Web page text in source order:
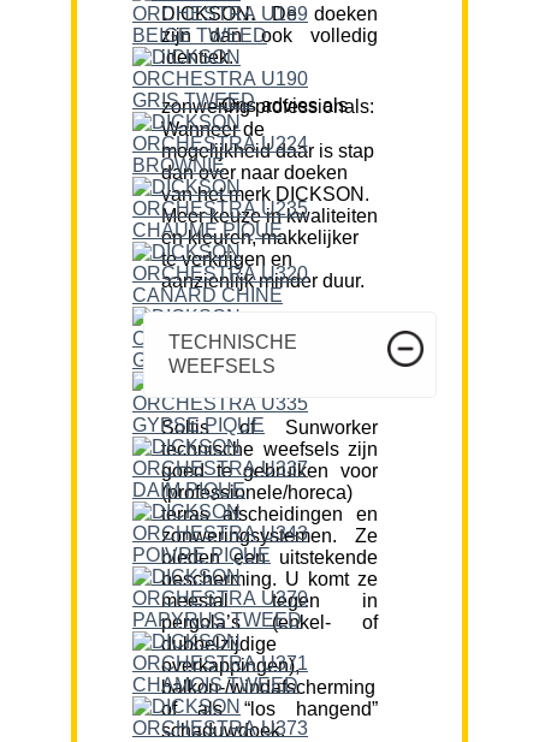
DICKSON. De doeken
zijn dan ook volledig
identiek.
Ons advies als zonwering professionals:
Wanneer de
mogelijkheid daar is stap
dan over naar doeken
van het merk DICKSON.
Meer keuze in kwaliteiten
en kleuren, makkelijker
te verkrijgen en
aanzienlijk minder duur.
TECHNISCHE
WEEFSELS
Soltis of Sunworker
technische weefsels zijn
goed te gebruiken voor
(professionele/horeca)
terras afscheidingen en
zonweringsystemen. Ze
bieden een uitstekende
bescherming. U komt ze
meestal tegen in
pergola’s (enkel- of
dubbelzijdige
overkappingen),
balkon-/windafscherming
of als “los hangend”
schaduwdoek.